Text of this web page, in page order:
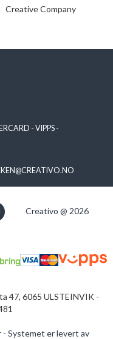
Creative Company
- VIPPS -
Creativo @ 2026
47, 6065 ULSTEINVIK -
- Systemet er levert av